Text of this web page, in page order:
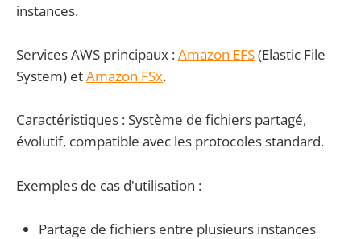
instances.
Services AWS principaux :Amazon EFS(Elastic File
System) etAmazon FSx.
Caractéristiques : Système de fichiers partagé,
évolutif, compatible avec les protocoles standard.
Exemples de cas d'utilisation :
Partage de fichiers entre plusieurs instances